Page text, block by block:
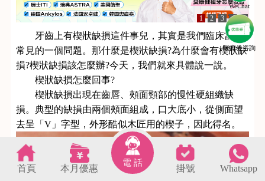
WeChat
醫療劵咨詢
1 2 3 4 5
牙齒上有楔狀缺損這件事兒，其實是我們臨床當中
常見的一個問題。那什麼是楔狀缺損?為什麼會有楔狀缺
損?楔狀缺損該怎麼辦?今天，我們就來具體說一說。
楔狀缺損怎麼回事?
楔狀缺損出現在齒唇、頰面頸部的慢性硬組織缺
損。典型的缺損由兩個頰面組成，口大底小，從側面望
去呈「V」字型，外形酷似木匠用的楔子，因此得名。
首頁 本月優惠
電 話
掛號 Whatsapp